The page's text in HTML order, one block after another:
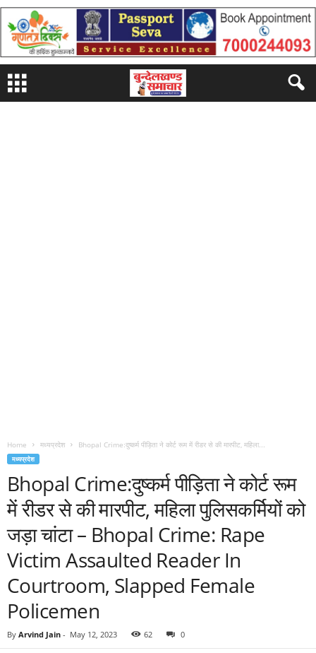
Home मध्यप्रदेश Bhopal Crime:दुष्कर्म पीड़िता ने कोर्ट रूम में रीडर से की मारपीट, महिला...
मध्यप्रदेश
Bhopal Crime:दुष्कर्म पीड़िता ने कोर्ट रूम
में रीडर से की मारपीट, महिला पुलिसकर्मियों को
जड़ा चांटा – Bhopal Crime: Rape
Victim Assaulted Reader In
Courtroom, Slapped Female
Policemen
By Arvind Jain - May 12, 2023 62 0